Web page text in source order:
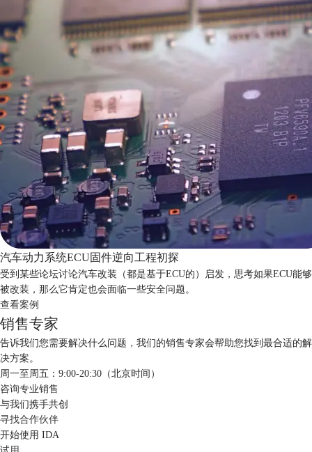
汽车动力系统ECU固件逆向工程初探
受到某些论坛讨论汽车改装（都是基于ECU的）启发，思考如果ECU能够
被改装，那么它肯定也会面临一些安全问题。
查看案例
销售专家
告诉我们您需要解决什么问题，我们的销售专家会帮助您找到最合适的解
决方案。
周一至周五：9:00-20:30（北京时间）
咨询专业销售
与我们携手共创
寻找合作伙伴
开始使用 IDA